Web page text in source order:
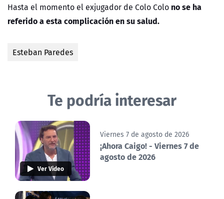
Hasta el momento el exjugador de Colo Colo no se ha
referido a esta complicación en su salud.
Esteban Paredes
Te podría interesar
Ver Video
Viernes 7 de agosto de 2026
¡Ahora Caigo! - Viernes 7 de
agosto de 2026